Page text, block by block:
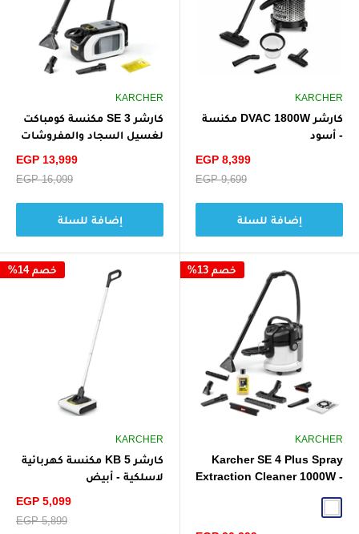
KARCHER
كارشر DVAC 1800W مكنسة
- أسود
سعر
EGP 8,399
سعر
EGP 9,699
إضافة للسلة
KARCHER
كارشر SE 3 مكنسة كومباكت
لغسيل السجاد والمفروشات
سعر
EGP 13,999
سعر
EGP 16,099
إضافة للسلة
خصم 13%
KARCHER
Karcher SE 4 Plus Spray
Extraction Cleaner 1000W -
خصم 14%
KARCHER
كارشر KB 5 مكنسة كهربائية
لاسلكية - أبيض
سعر
EGP 5,099
سعر
EGP 5,899